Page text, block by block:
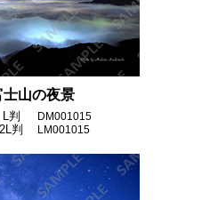
士山の夜景
L判 DM001015
2L判 LM001015